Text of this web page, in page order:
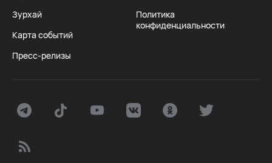
Зурхай
Карта событий
Пресс-релизы
Политика
конфиденциальности